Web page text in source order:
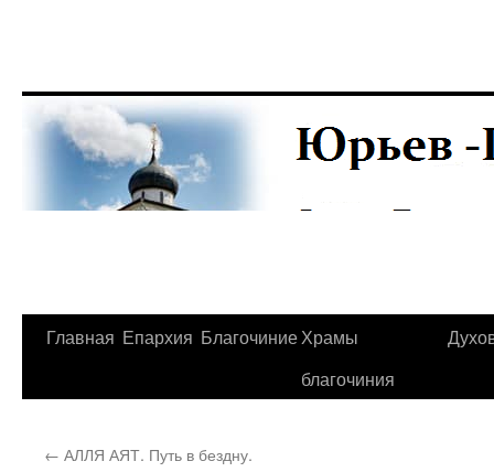
Перейти
Главная Епархия БлагочиниеХрамы
благочиния
← АЛЛЯ АЯТ. Путь в бездну.